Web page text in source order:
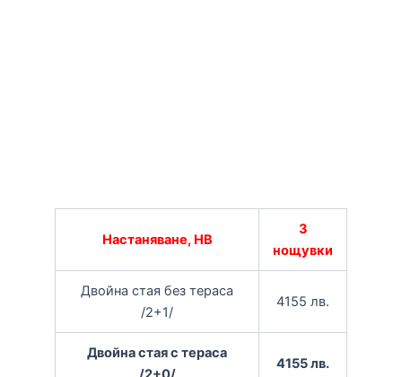
Настаняване, НВ
3
нощувки
Двойна стая без тераса
/2+1/
4155 лв.
Двойна стая с тераса
4155 лв.